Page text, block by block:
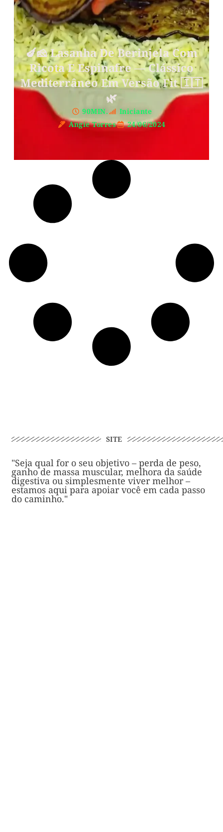
🍆🧀 Lasanha De Berinjela Com
Ricota E Espinafre — Clássico
Mediterrâneo Em Versão Fit 🇮🇹
🌿
90MIN.
Iniciante
Angie Torres
24/06/2024
SITE
"Seja qual for o seu objetivo – perda de peso,
ganho de massa muscular, melhora da saúde
digestiva ou simplesmente viver melhor –
estamos aqui para apoiar você em cada passo
do caminho."